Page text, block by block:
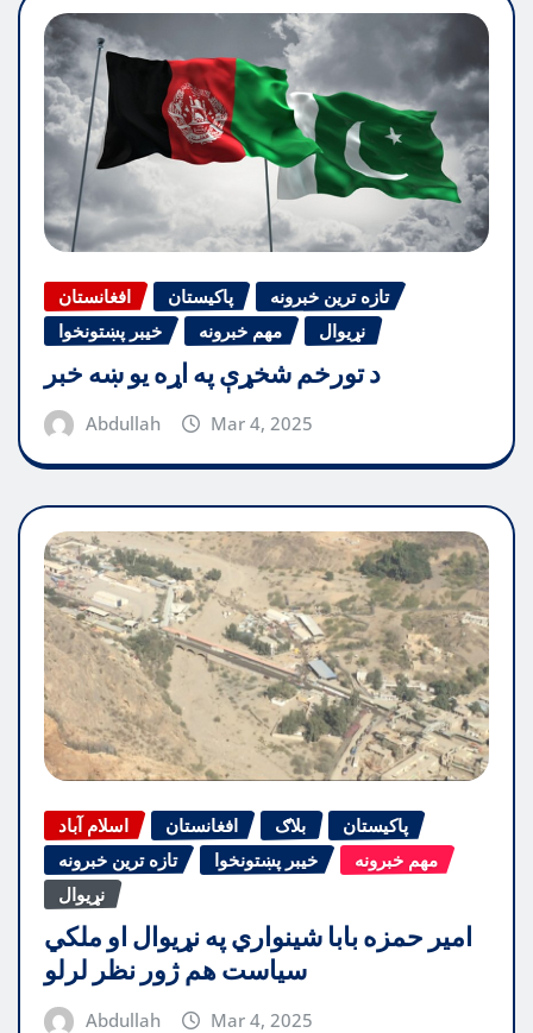
افغانستان پاکیستان
تازه ترین خبرونه
خیبر پښتونخوا
مهم خبرونه نړیوال
د تورخم شخړې په اړه یو ښه خبر
Abdullah Mar 4, 2025
اسلام آباد افغانستان بلاګ
پاکیستان
تازه ترین خبرونه
خیبر پښتونخوا
مهم خبرونه
نړیوال
امیر حمزه بابا شینواري په نړیوال او ملکي
سیاست هم ژور نظر لرلو
Abdullah Mar 4, 2025